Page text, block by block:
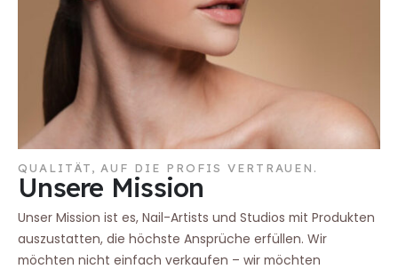
QUALITÄT, AUF DIE PROFIS VERTRAUEN.
Unsere Mission
Unser Mission ist es, Nail-Artists und Studios mit Produkten
auszustatten, die höchste Ansprüche erfüllen. Wir
möchten nicht einfach verkaufen – wir möchten